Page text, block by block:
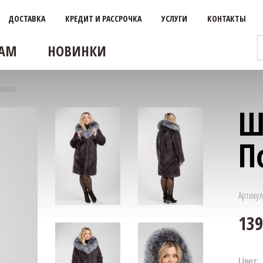
ДОСТАВКА КРЕДИТ И РАССРОЧКА УСЛУГИ КОНТАКТЫ
НОВИНКИ
Цвет: